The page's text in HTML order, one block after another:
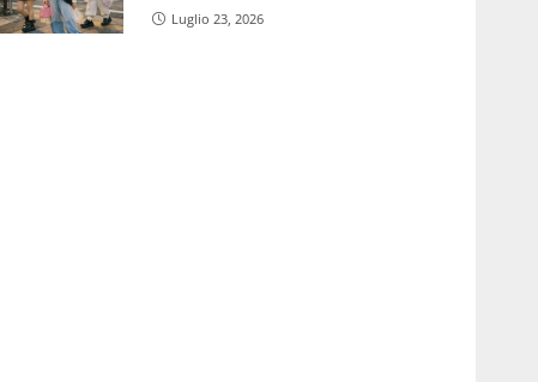
Luglio 23, 2026